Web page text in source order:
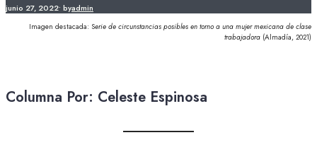
junio 27, 2022• byadmin
Imagen destacada: Serie de circunstancias posibles en torno a una mujer mexicana de clase
trabajadora (Almadía, 2021)
Columna Por: Celeste Espinosa